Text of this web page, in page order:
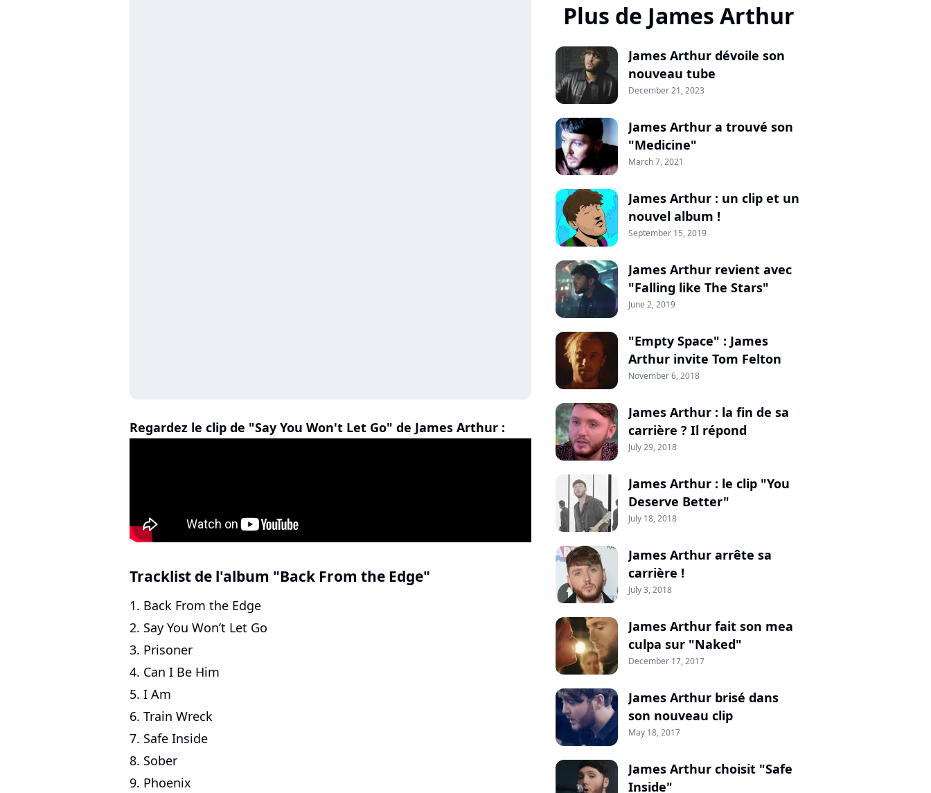
Regardez le clip de "Say You Won't Let Go" de James Arthur :
Tracklist de l'album "Back From the Edge"
1. Back From the Edge
2. Say You Won’t Let Go
3. Prisoner
4. Can I Be Him
5. I Am
6. Train Wreck
7. Safe Inside
8. Sober
9. Phoenix
Plus de James Arthur
James Arthur dévoile son
nouveau tube
December 21, 2023
James Arthur a trouvé son
"Medicine"
March 7, 2021
James Arthur : un clip et un
nouvel album !
September 15, 2019
James Arthur revient avec
"Falling like The Stars"
June 2, 2019
"Empty Space" : James
Arthur invite Tom Felton
November 6, 2018
James Arthur : la fin de sa
carrière ? Il répond
July 29, 2018
James Arthur : le clip "You
Deserve Better"
July 18, 2018
James Arthur arrête sa
carrière !
July 3, 2018
James Arthur fait son mea
culpa sur "Naked"
December 17, 2017
James Arthur brisé dans
son nouveau clip
May 18, 2017
James Arthur choisit "Safe
Inside"